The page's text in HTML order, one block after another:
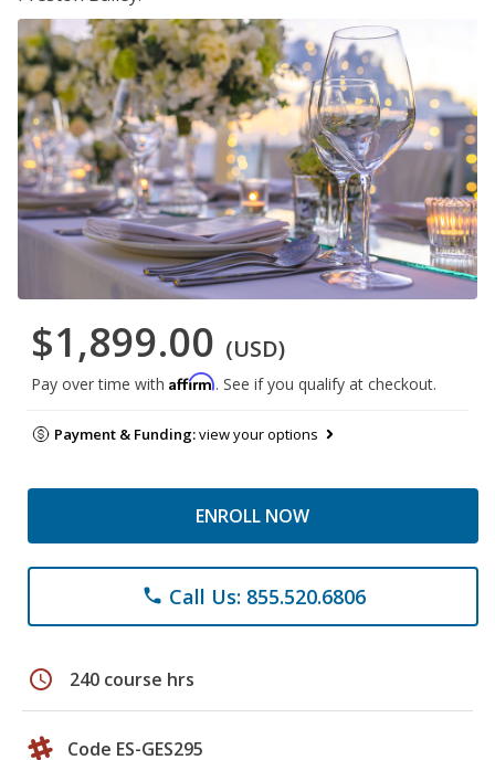
$1,899.00 (USD)
Pay over time with Affirm. See if you qualify at checkout.
Payment & Funding:view your options
ENROLL NOW
phone Call Us: 855.520.6806
schedule 240 course hrs
Code ES-GES295